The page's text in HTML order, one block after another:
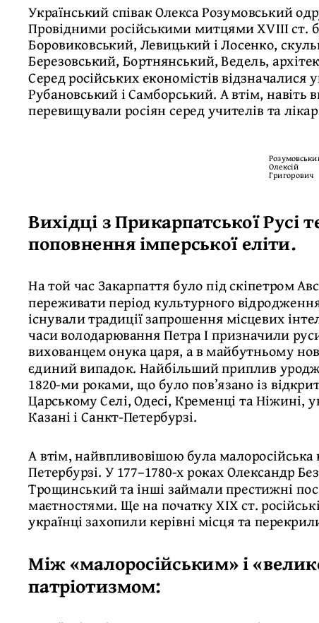
Український співак Олекса Розумовський
Провідними російськими митцями XVІІІ ст.
Боровиковський, Левицький і Лосенко,
Березовський, Бортнянський, Ведель,
Серед російських економістів відзначалися
Рубановський і Самборський. А втім, навіть
перевищували росіян серед учителів та
Олексій
Григорович
Вихідці з Прикарпатської
поповнення імперської еліти.
На той час Закарпаття було під скіпетром
переживати період культурного
існували традиції запрошення місцевих
часи володарювання Петра І призначили
вихованцем онука царя, а в майбутньому
єдиний випадок. Найбільший приплив
1820-ми роками, що було пов’язано із
Царському Селі, Одесі, Кременці та Ніжині,
Казані і Санкт-Петербурзі.
А втім, найвпливовішою була
Петербурзі. У 177–1780-х роках Олександр
Трощинський та інші займали престижні
маєтностями. Ще на початку ХІХ ст.
українці захопили керівні місця та
Між «малоросійським» і
патріотизмом: